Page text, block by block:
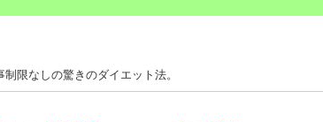
限なしの驚きのダイエット法。